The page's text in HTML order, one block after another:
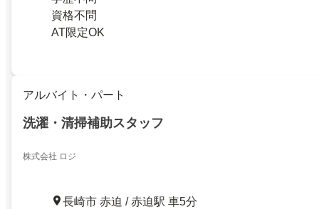
資格不問
AT限定OK
アルバイト・パート
洗濯・清掃補助スタッフ
株式会社 ロジ
長崎市 赤迫 / 赤迫駅 車5分